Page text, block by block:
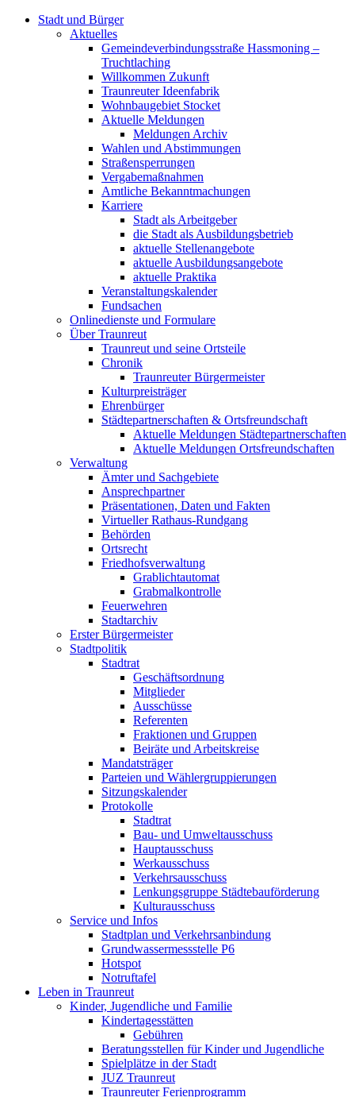
Stadt und Bürger
Aktuelles
Gemeindeverbindungsstraße Hassmoning –
Truchtlaching
Willkommen Zukunft
Traunreuter Ideenfabrik
Wohnbaugebiet Stocket
Aktuelle Meldungen
Meldungen Archiv
Wahlen und Abstimmungen
Straßensperrungen
Vergabemaßnahmen
Amtliche Bekanntmachungen
Karriere
Stadt als Arbeitgeber
die Stadt als Ausbildungsbetrieb
aktuelle Stellenangebote
aktuelle Ausbildungsangebote
aktuelle Praktika
Veranstaltungskalender
Fundsachen
Onlinedienste und Formulare
Über Traunreut
Traunreut und seine Ortsteile
Chronik
Traunreuter Bürgermeister
Kulturpreisträger
Ehrenbürger
Städtepartnerschaften & Ortsfreundschaft
Aktuelle Meldungen Städtepartnerschaften
Aktuelle Meldungen Ortsfreundschaften
Verwaltung
Ämter und Sachgebiete
Ansprechpartner
Präsentationen, Daten und Fakten
Virtueller Rathaus-Rundgang
Behörden
Ortsrecht
Friedhofsverwaltung
Grablichtautomat
Grabmalkontrolle
Feuerwehren
Stadtarchiv
Erster Bürgermeister
Stadtpolitik
Stadtrat
Geschäftsordnung
Mitglieder
Ausschüsse
Referenten
Fraktionen und Gruppen
Beiräte und Arbeitskreise
Mandatsträger
Parteien und Wählergruppierungen
Sitzungskalender
Protokolle
Stadtrat
Bau- und Umweltausschuss
Hauptausschuss
Werkausschuss
Verkehrsausschuss
Lenkungsgruppe Städtebauförderung
Kulturausschuss
Service und Infos
Stadtplan und Verkehrsanbindung
Grundwassermessstelle P6
Hotspot
Notruftafel
Leben in Traunreut
Kinder, Jugendliche und Familie
Kindertagesstätten
Gebühren
Beratungsstellen für Kinder und Jugendliche
Spielplätze in der Stadt
JUZ Traunreut
Traunreuter Ferienprogramm